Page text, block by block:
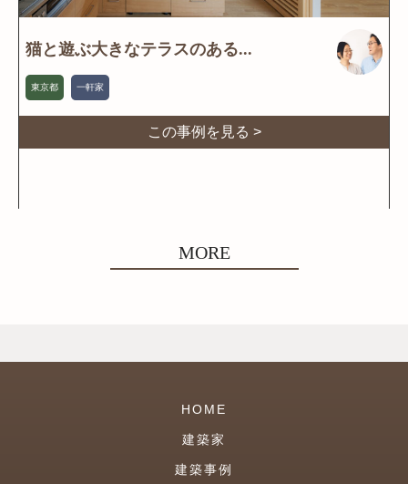
猫と遊ぶ大きなテラスのある...
東京都 一軒家
この事例を見る >
MORE
HOME
建築家
建築事例